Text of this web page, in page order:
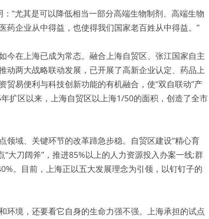
“尤其是可以降低相当一部分高端生物制剂、高端生物
药企业从中得益，也使得我们国家老百姓从中得益。”
今在上海已成为常态。融合上海自贸区、张江国家自主
动两大战略联动发展，已开展了高新企业认定、药品上
易便利与科技创新功能的有机融合，使“双自联动”产
扩区以来，上海自贸区以上海1/50的面积，创造了全市
领域、关键环节的改革蹄急步稳。自贸区建设“精心育
大刀阔斧”，推进85%以上的人力资源投入办案一线;群
。目前，上海正以五大发展理念为引领，以钉钉子的
环境，还要看它自身的生命力强不强。上海承担的试点